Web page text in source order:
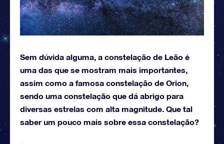
Sem dúvida alguma, a constelação de Leão é
uma das que se mostram mais importantes,
assim como a famosa constelação de Orion,
sendo uma constelação que dá abrigo para
diversas estrelas com alta magnitude. Que tal
saber um pouco mais sobre essa constelação?